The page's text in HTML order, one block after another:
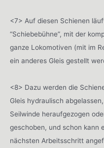
<7> Auf diesen Schienen
“Schiebebühne”, mit der
ganze Lokomotiven (mit im
ein anderes Gleis gestellt
<8> Dazu werden die
Gleis hydraulisch
Seilwinde heraufgezogen
geschoben, und schon kann
nächsten Arbeitsschritt